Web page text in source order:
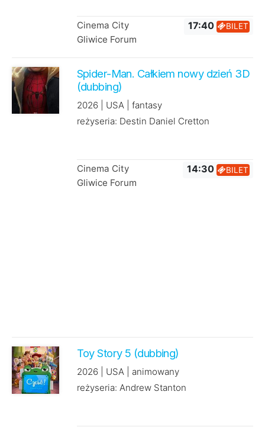
Cinema City
Gliwice Forum
17:40 BILET
Spider-Man. Całkiem nowy dzień 3D
(dubbing)
2026 | USA | fantasy
reżyseria: Destin Daniel Cretton
Cinema City
Gliwice Forum
14:30 BILET
Toy Story 5 (dubbing)
2026 | USA | animowany
reżyseria: Andrew Stanton